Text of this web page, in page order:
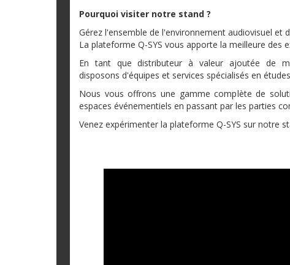
Pourquoi visiter notre stand ?
Gérez l'ensemble de l'environnement audiovisuel
La plateforme Q-SYS vous apporte la meilleure des
En tant que distributeur à valeur ajoutée de
disposons d'équipes et services spécialisés en
Nous vous offrons une gamme complète de
espaces événementiels en passant par les parties
Venez expérimenter la plateforme Q-SYS sur notre